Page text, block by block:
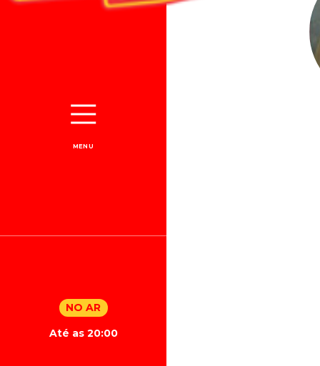
MENU
NO AR
Até as 20:00